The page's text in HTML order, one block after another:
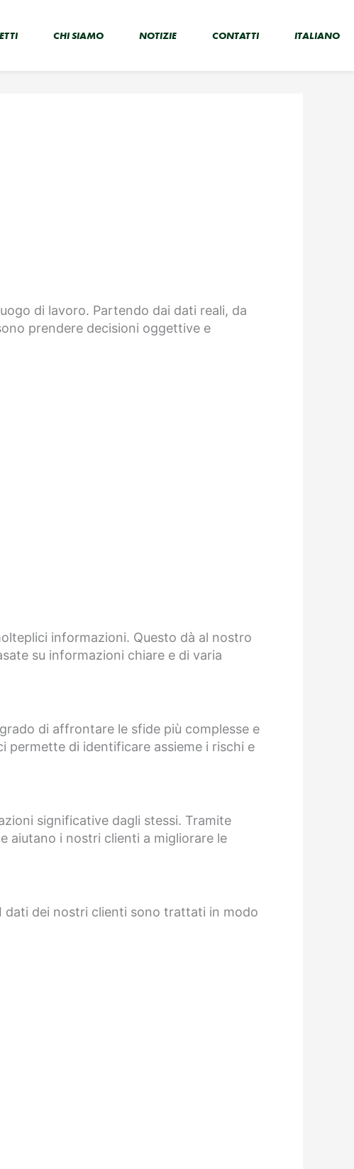
CHI SIAMO NOTIZIE CONTATTI ITALIANO
di lavoro. Partendo dai dati reali, da
prendere decisioni oggettive e
informazioni. Questo dà al nostro
su informazioni chiare e di varia
di affrontare le sfide più complesse e
di identificare assieme i rischi e
significative dagli stessi. Tramite
aiutano i nostri clienti a migliorare le
dati dei nostri clienti sono trattati in modo